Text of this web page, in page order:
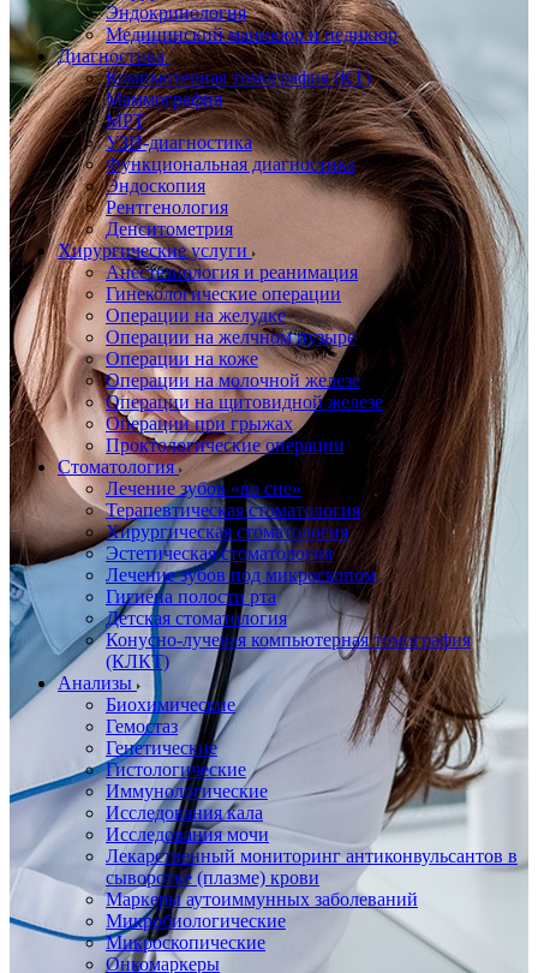
Эндокринология
Медицинский маникюр и педикюр
Диагностика
Компьютерная томография (КТ)
Маммография
МРТ
УЗИ-диагностика
Функциональная диагностика
Эндоскопия
Рентгенология
Денситометрия
Хирургические услуги
Анестезиология и реанимация
Гинекологические операции
Операции на желудке
Операции на желчном пузыре
Операции на коже
Операции на молочной железе
Операции на щитовидной железе
Операции при грыжах
Проктологические операции
Стоматология
Лечение зубов «во сне»
Терапевтическая стоматология
Хирургическая стоматология
Эстетическая стоматология
Лечение зубов под микроскопом
Гигиена полости рта
Детская стоматология
Конусно-лучевая компьютерная томография
(КЛКТ)
Анализы
Биохимические
Гемостаз
Генетические
Гистологические
Иммунологические
Исследования кала
Исследования мочи
Лекарственный мониторинг антиконвульсантов в
сыворотке (плазме) крови
Маркеры аутоиммунных заболеваний
Микробиологические
Микроскопические
Онкомаркеры